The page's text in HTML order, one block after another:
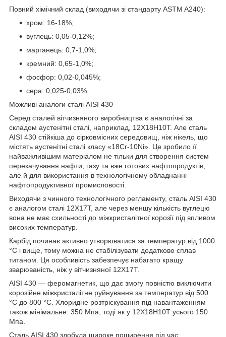
Повний хімічний склад (виходячи зі стандарту ASTM A240):
хром: 16-18%;
вуглець: 0,05-0,12%;
марганець: 0,7-1,0%;
кремний: 0,65-1,0%;
фосфор: 0,02-0,045%;
сера: 0,025-0,03%.
Можливі аналоги сталі AISI 430
Серед сталей вітчизняного виробництва є аналогічні за
складом аустенітні сталі, наприклад, 12Х18Н10Т. Але сталь
AISI 430 стійкіша до сірковмісних середовищ, ніж нікель, що
містять аустенітні сталі класу «18Cr-10Ni». Це зробило її
найважливішим матеріалом не тільки для створення систем
перекачування нафти, газу та вже готових нафтопродуктів,
але й для використання в технологічному обладнанні
нафтопродуктивної промисловості.
Виходячи з чинного технологічного регламенту, сталь AISI 430
є аналогом сталі 12Х17Т, але через меншу кількість вуглецю
вона не має схильності до міжкристалітної корозії під впливом
високих температур.
Карбід починає активно утворюватися за температур від 1000
°C і вище, тому можна не стабілізувати додатково сплав
титаном. Ця особливість забезпечує набагато кращу
зварюваність, ніж у вітчизняної 12Х17Т.
AISI 430 — феромагнетик, що дає змогу повністю виключити
корозійне міжкристалітне руйнування за температур від 500
°C до 800 °C. Хлоридне розтріскування під навантаженням
також мінімальне: 350 Мпа, тоді як у 12Х18Н10Т усього 150
Мпа.
Сталь AISI 430 здобула широке поширення під час